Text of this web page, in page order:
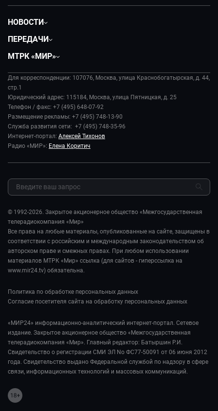
НОВОСТИ
Экономика
Происшествия
В содружестве
В мире
Наука и технологии
Здоровье и медицина
Спорт
Шоу-бизнес
Стиль жизни
Сад и огород
ПЕРЕДАЧИ
Дела судебные
Диктор делает
Игра в кино
Игра в кино. Мультфильмы
Исторический детектив
Миллион за 5 минут
Мировое соглашение
Предварительный диагноз
Пять причин поехать в...
МТРК «МИР»
История
Руководство
Новости компании
Пресса о нас
Карьера
Реклама
Закупки и тендеры
Обратная связь
Для корреспонденции: 107076, Москва, улица Краснобогатырская, д. 44,
стр.1
Юридический адрес: 115184, Москва, улица Пятницкая, д. 25
Телефон / факс: +7 (495) 648-07-92
Размещение рекламы: +7 (495) 748-13-90
Служба развития сети: +7 (495) 748-35-96
Интернет-портал: Алексей Тихонов
Радио «МИР»: Елена Коритич
© 1992-2026. Закрытое акционерное общество «Межгосударственная
телерадиокомпания «Мир»
Все права на любые материалы, опубликованные на сайте, защищены в
соответствии с российским и международным законодательством об
авторском праве и смежных правах. При любом использовании
материалов МТРК «Мир» ссылка (для сайтов - гиперссылка на
www.mir24.tv) обязательна.
Политика по обработке персональных данных
Согласие посетителя сайта на обработку персональных данных
«МИР24» информационно-аналитический интернет-портал. Сетевое
издание. Закрытое акционерное общество «Межгосударственная
телерадиокомпания «Мир». Главный редактор: Батыршин Р.И.
Свидетельство о регистрации СМИ ЭЛ No ФС77-50091 от 06 июня 2012
года. Свидетельство выдано Федеральной службой по надзору в сфере
связи, информационных технологий и массовых коммуникаций.